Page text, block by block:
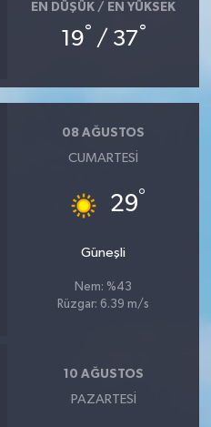
EN DÜŞÜK / EN YÜKSEK
19° / 37°
08 AĞUSTOS
CUMARTESI
29°
Güneşli
Nem: %43
Rüzgar: 6.39 m/s
10 AĞUSTOS
PAZARTESI